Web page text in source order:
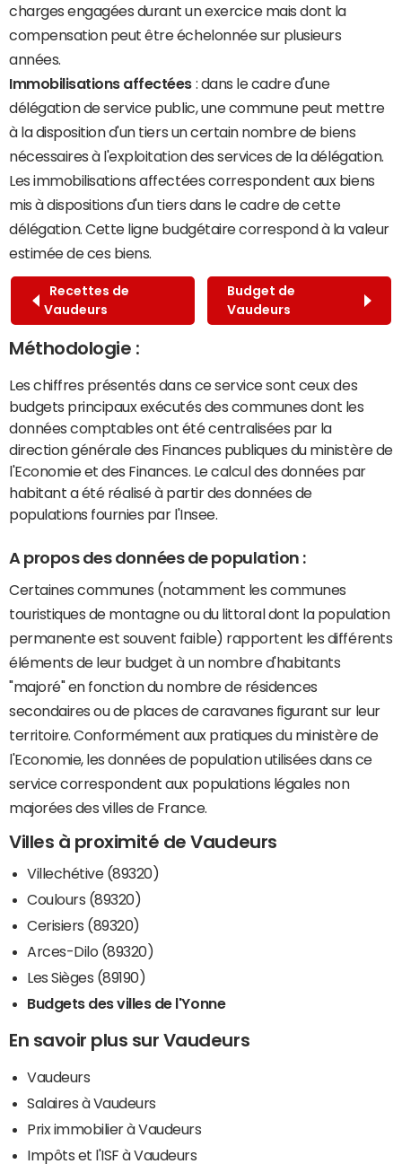
charges engagées durant un exercice mais dont la
compensation peut être échelonnée sur plusieurs
années.
Immobilisations affectées : dans le cadre d'une
délégation de service public, une commune peut mettre
à la disposition d'un tiers un certain nombre de biens
nécessaires à l'exploitation des services de la délégation.
Les immobilisations affectées correspondent aux biens
mis à dispositions d'un tiers dans le cadre de cette
délégation. Cette ligne budgétaire correspond à la valeur
estimée de ces biens.
Recettes de
Vaudeurs
Budget de
Vaudeurs
Méthodologie :
Les chiffres présentés dans ce service sont ceux des
budgets principaux exécutés des communes dont les
données comptables ont été centralisées par la
direction générale des Finances publiques du ministère de
l'Economie et des Finances. Le calcul des données par
habitant a été réalisé à partir des données de
populations fournies par l'Insee.
A propos des données de population :
Certaines communes (notamment les communes
touristiques de montagne ou du littoral dont la population
permanente est souvent faible) rapportent les différents
éléments de leur budget à un nombre d'habitants
"majoré" en fonction du nombre de résidences
secondaires ou de places de caravanes figurant sur leur
territoire. Conformément aux pratiques du ministère de
l'Economie, les données de population utilisées dans ce
service correspondent aux populations légales non
majorées des villes de France.
Villes à proximité de Vaudeurs
Villechétive (89320)
Coulours (89320)
Cerisiers (89320)
Arces-Dilo (89320)
Les Sièges (89190)
Budgets des villes de l'Yonne
En savoir plus sur Vaudeurs
Vaudeurs
Salaires à Vaudeurs
Prix immobilier à Vaudeurs
Impôts et l'ISF à Vaudeurs